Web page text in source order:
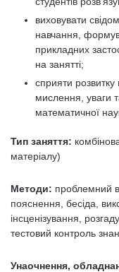
виховувати
навчання,
прикладних
на занятті;
сприяти розвитку
мислення, уваги
математичної
Тип заняття:
матеріалу)
Методи: проблемний
пояснення, бесіда,
інсценізування,
тестовий контроль
Унаочнення,